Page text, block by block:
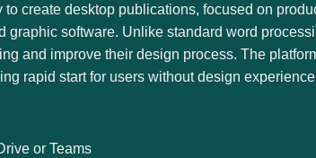
create desktop publications, focused on
graphic software. Unlike standard word
and improve their design process. The
rapid start for users without design
or Teams